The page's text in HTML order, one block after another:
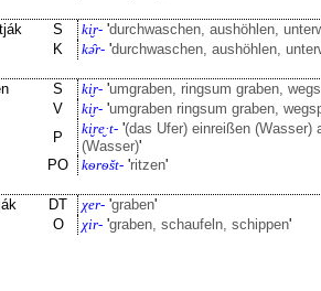
S ki̮r- 'durchwaschen, aushöhlen,
K
kə̑r- 'durchwaschen, aushöhlen,
S ki̮r- 'umgraben, ringsum graben,
V
ki̮r- 'umgraben ringsum graben,
P
ki̮re̮·t- '(das Ufer) einreißen (Wasser)
(Wasser)'
PO
kѳrѳšt- 'ritzen'
DT χer- 'graben'
O
χir- 'graben, schaufeln, schippen'